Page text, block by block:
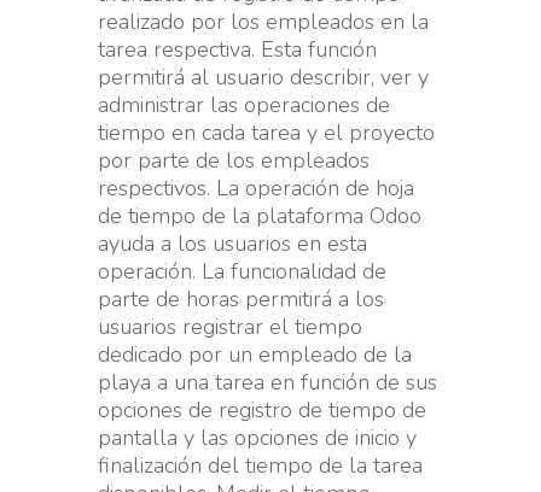
realizado por los empleados en la
tarea respectiva. Esta función
permitirá al usuario describir, ver y
administrar las operaciones de
tiempo en cada tarea y el proyecto
por parte de los empleados
respectivos. La operación de hoja
de tiempo de la plataforma Odoo
ayuda a los usuarios en esta
operación. La funcionalidad de
parte de horas permitirá a los
usuarios registrar el tiempo
dedicado por un empleado de la
playa a una tarea en función de sus
opciones de registro de tiempo de
pantalla y las opciones de inicio y
finalización del tiempo de la tarea